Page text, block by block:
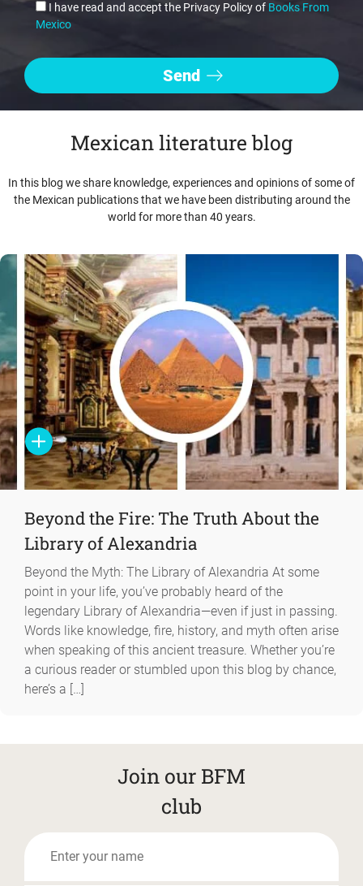
I have read and accept the Privacy Policy of Books From
Mexico
Mexican literature blog
In this blog we share knowledge, experiences and opinions of some of
the Mexican publications that we have been distributing around the
world for more than 40 years.
Beyond the Fire: The Truth About the
Library of Alexandria
Beyond the Myth: The Library of Alexandria At some
point in your life, you’ve probably heard of the
legendary Library of Alexandria—even if just in passing.
Words like knowledge, fire, history, and myth often arise
when speaking of this ancient treasure. Whether you’re
a curious reader or stumbled upon this blog by chance,
here’s a […]
Join our BFM
club